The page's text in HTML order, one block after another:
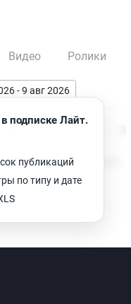
Видео Ролики
- 9 авг 2026
изменить фильтр.
подписке Лайт.
публикаций
по типу и дате